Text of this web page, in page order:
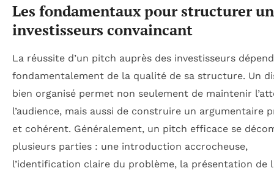
Les fondamentaux pour structurer
investisseurs convaincant
La réussite d’un pitch auprès des investisseurs dépend
fondamentalement de la qualité de sa structure. Un
bien organisé permet non seulement de maintenir
l’audience, mais aussi de construire un argumentaire
et cohérent. Généralement, un pitch efficace se
plusieurs parties : une introduction accrocheuse,
l’identification claire du problème, la présentation de